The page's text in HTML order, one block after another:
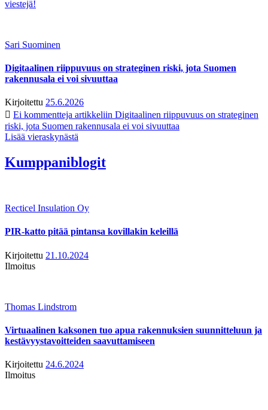
viestejä!
Sari Suominen
Digitaalinen riippuvuus on strateginen riski, jota Suomen
rakennusala ei voi sivuuttaa
Kirjoitettu 25.6.2026
Ei kommentteja artikkeliin Digitaalinen riippuvuus on strateginen
riski, jota Suomen rakennusala ei voi sivuuttaa
Lisää vieraskynästä
Kumppaniblogit
Recticel Insulation Oy
PIR-katto pitää pintansa kovillakin keleillä
Kirjoitettu 21.10.2024
Ilmoitus
Thomas Lindstrom
Virtuaalinen kaksonen tuo apua rakennuksien suunnitteluun ja
kestävyystavoitteiden saavuttamiseen
Kirjoitettu 24.6.2024
Ilmoitus